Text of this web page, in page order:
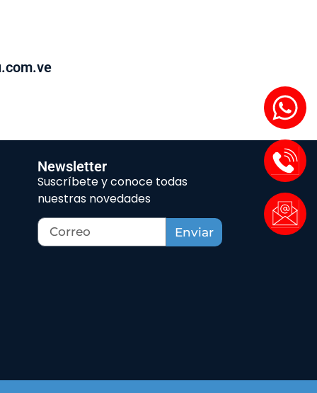
Newsletter
Suscríbete y conoce todas
nuestras novedades
Enviar